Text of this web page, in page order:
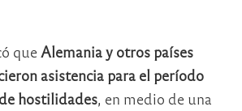
que Alemania y otros países
asistencia para el período
hostilidades, en medio de una